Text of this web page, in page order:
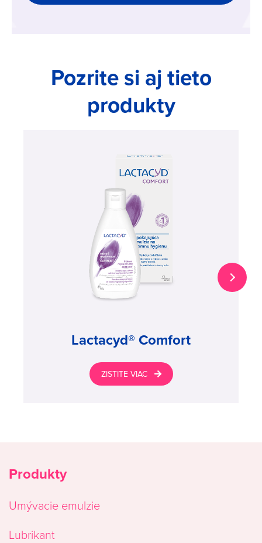
Pozrite si aj tieto
produkty
Lactacyd® Comfort
ZISTITE VIAC
Produkty
Umývacie emulzie
Lubrikant